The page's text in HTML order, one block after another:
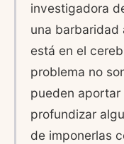
investigadora
una barbaridad
está en el
problema no
pueden aportar
profundizar
de imponerlas